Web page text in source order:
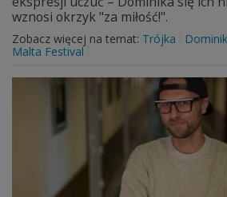
wznosi okrzyk "za miłość!".
Zobacz więcej na temat: Trójka
Malta Festival